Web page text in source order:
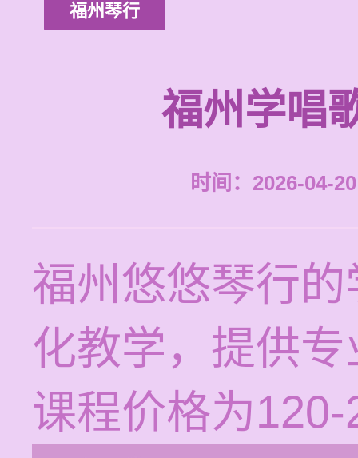
福州琴行
福州学唱
时间：2026-04-
福州悠悠琴行
化教学，提供
课程价格为